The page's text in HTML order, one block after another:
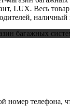
LUX. Весь
багажных
номер телефона,